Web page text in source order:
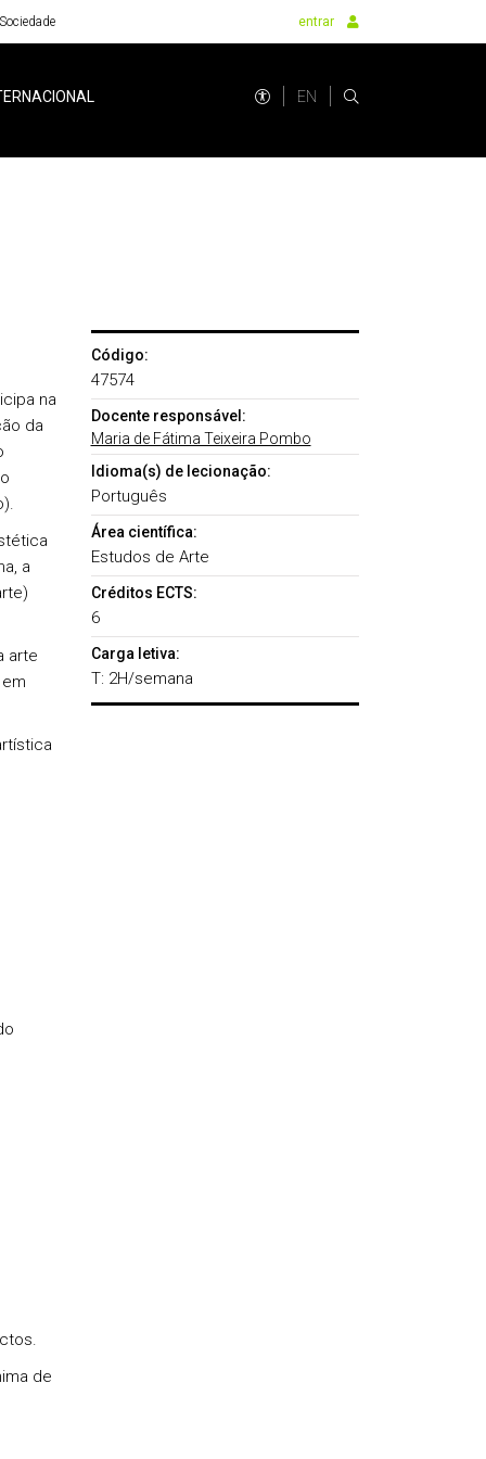
Sociedade entrar
EN
na
da
a
arte
de
Código:
47574
Docente responsável:
Maria de Fátima Teixeira Pombo
Idioma(s) de lecionação:
Português
Área científica:
Estudos de Arte
Créditos ECTS:
6
Carga letiva:
T: 2H/semana